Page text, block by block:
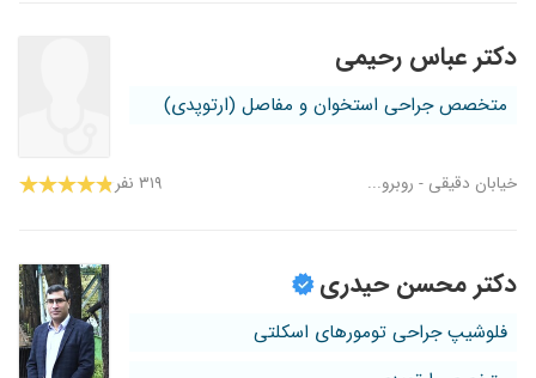
دکتر عباس رحیمی
متخصص جراحی استخوان و مفاصل (ارتوپدی)
خیابان دقیقی - روبرو... ۳۱۹ نفر
دکتر محسن حیدری
فلوشیپ جراحی تومورهای اسکلتی